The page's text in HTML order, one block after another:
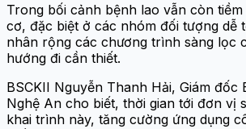
Trong bối cảnh bệnh lao vẫn còn
cơ, đặc biệt ở các nhóm đối tượng dễ
nhân rộng các chương trình sàng lọc
hướng đi cần thiết.
BSCKII Nguyễn Thanh Hải, Giám đốc
Nghệ An cho biết, thời gian tới đơn vị
khai trình này, tăng cường ứng dụng